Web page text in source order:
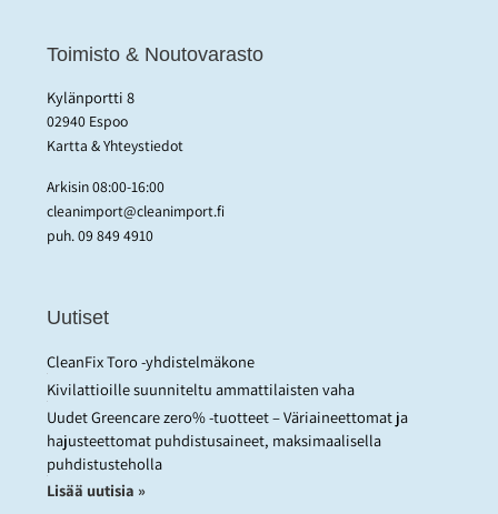
Toimisto & Noutovarasto
Kylänportti 8
02940 Espoo
Kartta & Yhteystiedot
Arkisin 08:00-16:00
cleanimport@cleanimport.fi
puh.09 849 4910
Uutiset
CleanFix Toro -yhdistelmäkone
Kivilattioille suunniteltu ammattilaisten vaha
Uudet Greencare zero% -tuotteet – Väriaineettomat ja
hajusteettomat puhdistusaineet, maksimaalisella
puhdistusteholla
Lisää uutisia »